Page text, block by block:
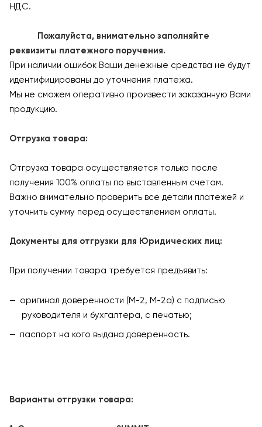
НДС.
Пожалуйста, внимательно заполняйте
реквизиты платежного поручения.
При наличии ошибок Ваши денежные средства не будут
идентифицированы до уточнения платежа.
Мы не сможем оперативно произвести заказанную Вами
продукцию.
Отгрузка товара:
Отгрузка товара осуществляется только после
получения 100% оплаты по выставленным счетам.
Важно внимательно проверить все детали платежей и
уточнить сумму перед осуществлением оплаты.
Документы для отгрузки для Юридических лиц:
При получении товара требуется предъявить:
оригинал доверенности (М-2, М-2а) с подписью
руководителя и бухгалтера, с печатью;
паспорт на кого выдана доверенность.
Варианты отгрузки товара: